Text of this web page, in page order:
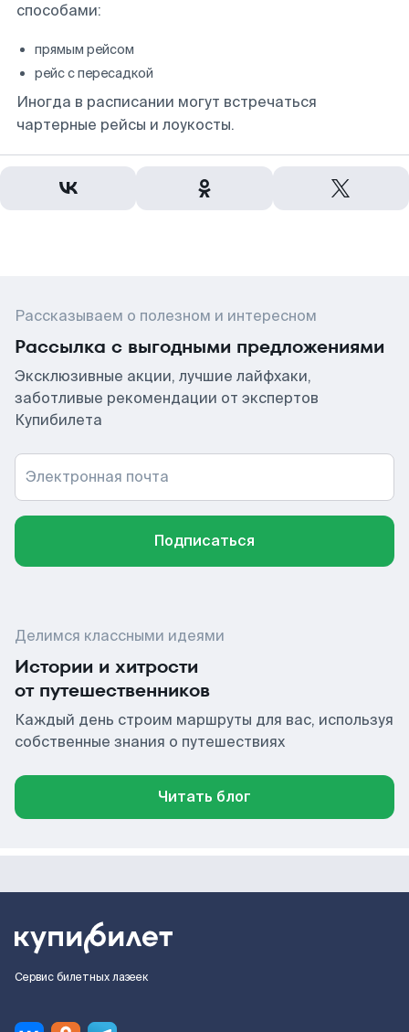
способами:
прямым рейсом
рейс с пересадкой
Иногда в расписании могут встречаться
чартерные рейсы и лоукосты.
Рассказываем о полезном и интересном
Рассылка с выгодными предложениями
Эксклюзивные акции, лучшие лайфхаки,
заботливые рекомендации от экспертов
Купибилета
Электронная почта
Подписаться
Делимся классными идеями
Истории и хитрости
от путешественников
Каждый день строим маршруты для вас, используя
собственные знания о путешествиях
Читать блог
Сервис билетных лазеек